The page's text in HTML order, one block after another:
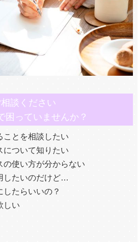
相談ください
困っていませんか？
ことを相談したい
について知りたい
の使い方が分からない
したいのだけど…
たらいいの？
しい